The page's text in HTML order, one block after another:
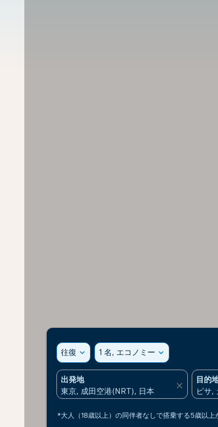
往復 expand_more 1 名, エコノミー expand_more
出発地
close
目的
*大人（18歳以上）の同伴者なしで搭乗する5歳以